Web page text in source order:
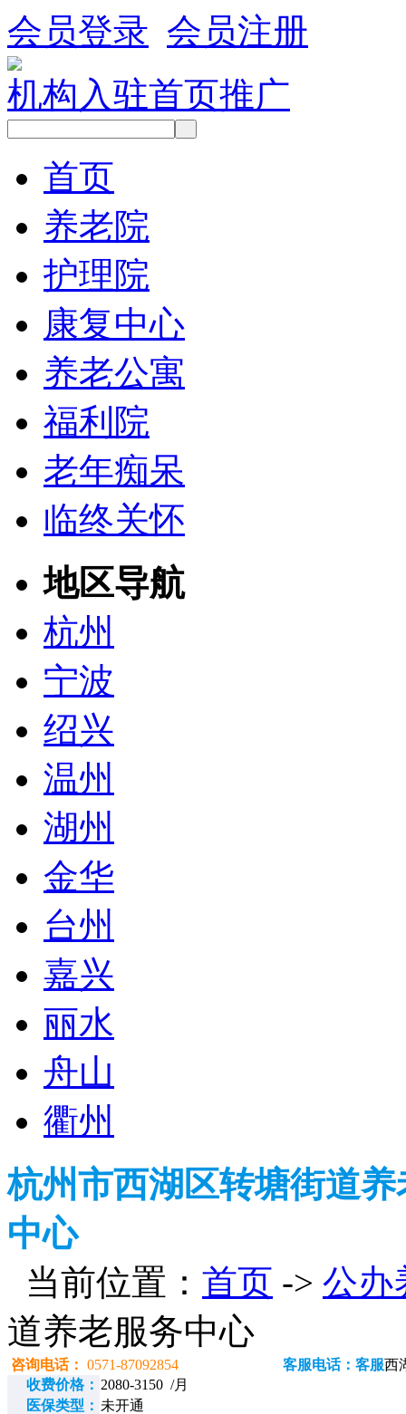
会员登录 会员注册
机构入驻首页推广
首页
养老院
护理院
康复中心
养老公寓
福利院
老年痴呆
临终关怀
地区导航
杭州
宁波
绍兴
温州
湖州
金华
台州
嘉兴
丽水
舟山
衢州
杭州市西湖区转塘街道养
中心
当前位置： 首页 -> 公办
道养老服务中心
咨询电话： 0571-87092854 客服电话：客服西
收费价格： 2080-3150 /月
医保类型： 未开通